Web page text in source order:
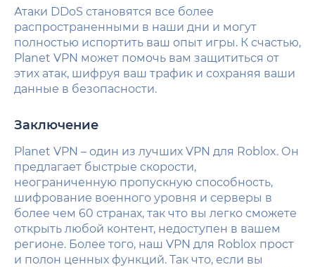
Атаки DDoS становятся все более
распространенными в наши дни и могут
полностью испортить ваш опыт игры. К счастью,
Planet VPN может помочь вам защититься от
этих атак, шифруя ваш трафик и сохраняя ваши
данные в безопасности.
Заключение
Planet VPN – один из лучших VPN для Roblox. Он
предлагает быстрые скорости,
неограниченную пропускную способность,
шифрование военного уровня и серверы в
более чем 60 странах, так что вы легко сможете
открыть любой контент, недоступен в вашем
регионе. Более того, наш VPN для Roblox прост
и полон ценных функций. Так что, если вы